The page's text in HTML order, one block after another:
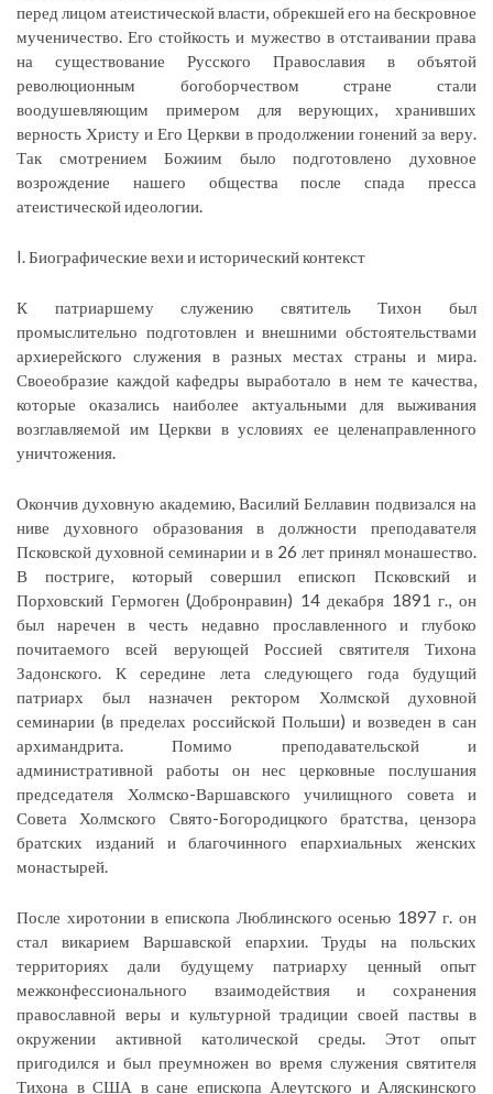
перед лицом атеистической власти, обрекшей его на бескровное
мученичество. Его стойкость и мужество в отстаивании права
на существование Русского Православия в объятой
революционным богоборчеством стране стали
воодушевляющим примером для верующих, хранивших
верность Христу и Его Церкви в продолжении гонений за веру.
Так смотрением Божиим было подготовлено духовное
возрождение нашего общества после спада пресса
атеистической идеологии.
I. Биографические вехи и исторический контекст
К патриаршему служению святитель Тихон был
промыслительно подготовлен и внешними обстоятельствами
архиерейского служения в разных местах страны и мира.
Своеобразие каждой кафедры выработало в нем те качества,
которые оказались наиболее актуальными для выживания
возглавляемой им Церкви в условиях ее целенаправленного
уничтожения.
Окончив духовную академию, Василий Беллавин подвизался на
ниве духовного образования в должности преподавателя
Псковской духовной семинарии и в 26 лет принял монашество.
В постриге, который совершил епископ Псковский и
Порховский Гермоген (Добронравин) 14 декабря 1891 г., он
был наречен в честь недавно прославленного и глубоко
почитаемого всей верующей Россией святителя Тихона
Задонского. К середине лета следующего года будущий
патриарх был назначен ректором Холмской духовной
семинарии (в пределах российской Польши) и возведен в сан
архимандрита. Помимо преподавательской и
административной работы он нес церковные послушания
председателя Холмско-Варшавского училищного совета и
Совета Холмского Свято-Богородицкого братства, цензора
братских изданий и благочинного епархиальных женских
монастырей.
После хиротонии в епископа Люблинского осенью 1897 г. он
стал викарием Варшавской епархии. Труды на польских
территориях дали будущему патриарху ценный опыт
межконфессионального взаимодействия и сохранения
православной веры и культурной традиции своей паствы в
окружении активной католической среды. Этот опыт
пригодился и был преумножен во время служения святителя
Тихона в США в сане епископа Алеутского и Аляскинского